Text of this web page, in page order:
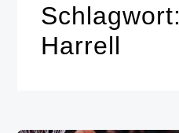
Schlagwort:
Harrell